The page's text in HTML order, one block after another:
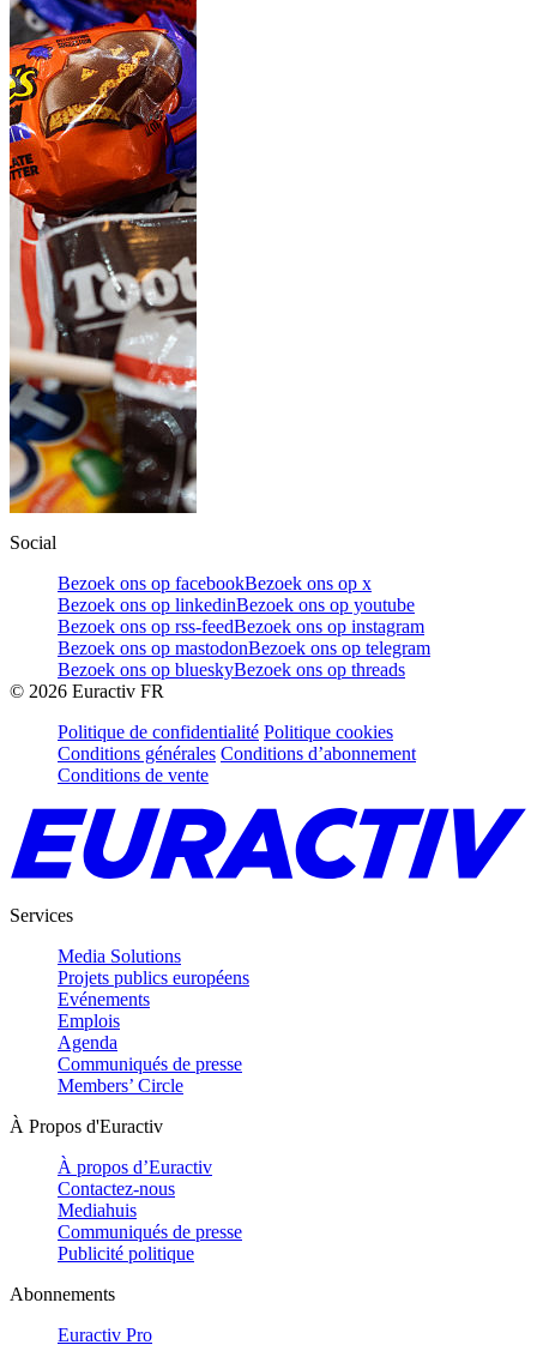
Social
Bezoek ons op facebookBezoek ons op x
Bezoek ons op linkedinBezoek ons op youtube
Bezoek ons op rss-feedBezoek ons op instagram
Bezoek ons op mastodonBezoek ons op telegram
Bezoek ons op blueskyBezoek ons op threads
© 2026 Euractiv FR
Politique de confidentialité Politique cookies
Conditions générales Conditions d’abonnement
Conditions de vente
Services
Media Solutions
Projets publics européens
Evénements
Emplois
Agenda
Communiqués de presse
Members’ Circle
À Propos d'Euractiv
À propos d’Euractiv
Contactez-nous
Mediahuis
Communiqués de presse
Publicité politique
Abonnements
Euractiv Pro